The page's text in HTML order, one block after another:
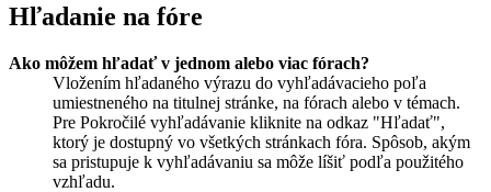
Hľadanie na fóre
Ako môžem hľadať v jednom alebo viac fórach?
Vložením hľadaného výrazu do vyhľadávacieho poľa
umiestneného na titulnej stránke, na fórach alebo v témach.
Pre Pokročilé vyhľadávanie kliknite na odkaz "Hľadať",
ktorý je dostupný vo všetkých stránkach fóra. Spôsob, akým
sa pristupuje k vyhľadávaniu sa môže líšiť podľa použitého
vzhľadu.